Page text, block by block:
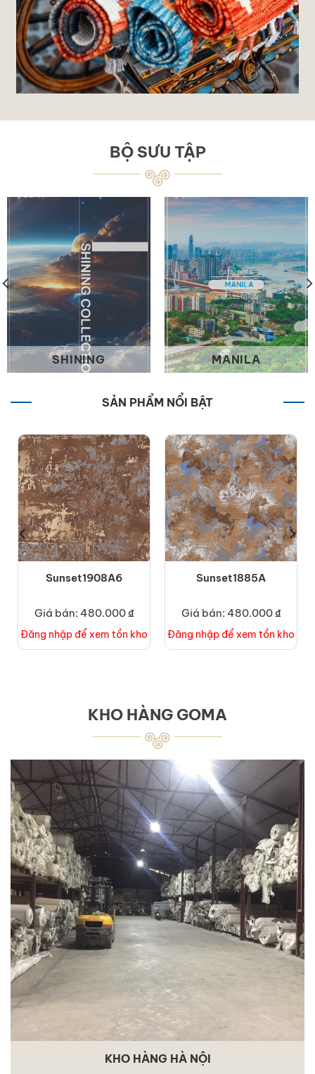
BỘ SƯU TẬP
SHINING MANILA
SẢN PHẨM NỔI BẬT
Sunset1908A6
Giá bán: 480.000 ₫
Đăng nhập để xem tồn kho
Sunset1885A
Giá bán: 480.000 ₫
Đăng nhập để xem tồn kho
KHO HÀNG GOMA
KHO HÀNG HÀ NỘI